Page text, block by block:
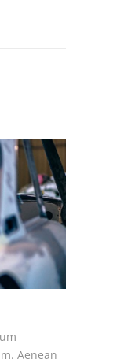
Aenean